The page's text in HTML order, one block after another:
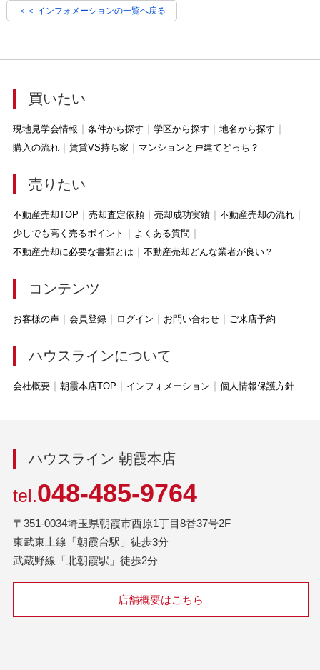
＜＜ インフォメーションの一覧へ戻る
買いたい
現地見学会情報 条件から探す 学区から探す
地名から探す
購入の流れ
賃貸VS持ち家 マンションと戸建てどっち？
売りたい
不動産売却TOP 売却査定依頼 売却成功実績
不動産売却の流れ
少しでも高く売るポイント
よくある質問
不動産売却に必要な書類とは
不動産売却どんな業者が良い？
コンテンツ
お客様の声 会員登録 ログイン お問い合わせ ご来店予約
ハウスラインについて
会社概要 朝霞本店TOP インフォメーション 個人情報保護方針
ハウスライン 朝霞本店
tel.048-485-9764
〒351-0034埼玉県朝霞市西原1丁目8番37号2F
東武東上線「朝霞台駅」徒歩3分
武蔵野線「北朝霞駅」徒歩2分
店舗概要はこちら